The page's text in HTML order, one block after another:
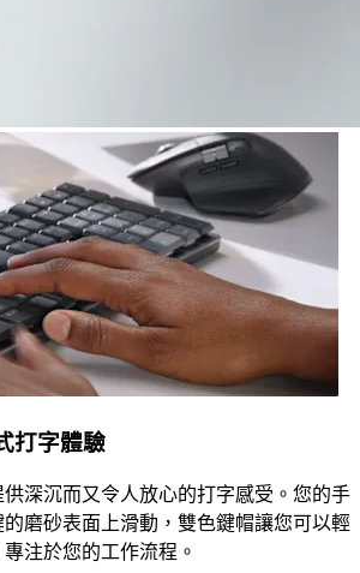
打字體驗
深沉而又令人放心的打字感受。您的手
磨砂表面上滑動，雙色鍵帽讓您可以輕
注於您的工作流程。